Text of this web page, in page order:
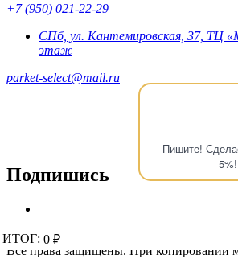
Пишите!
5%!
ИТОГ: 0 ₽
ИТОГ: 0 ₽
+7 (950) 021-22-29
СПб, ул. Кантемировская, 37, ТЦ
этаж
parket-select@mail.ru
Подпишись
© 2015 - 2026 «Parket-Select» - магазин
Все права защищены. При копировании